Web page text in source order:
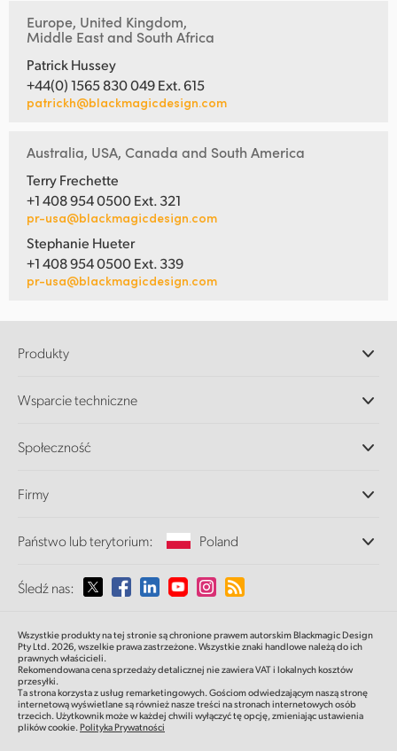
Europe, United Kingdom,
Middle East and South Africa
Patrick Hussey
+44(0) 1565 830 049 Ext. 615
patrickh@blackmagicdesign.com
Australia, USA, Canada and South America
Terry Frechette
+1 408 954 0500 Ext. 321
pr-usa@blackmagicdesign.com
Stephanie Hueter
+1 408 954 0500 Ext. 339
pr-usa@blackmagicdesign.com
Produkty
DaVinci Resolve i oprogramowanie Fusion
Ultimatte
Przechwytywanie i odtwarzanie
Konwersja standardów
Monitorowanie
Pamięć sieciowa
Routing i dystrybucja
Transmisja i kodowanie
Wsparcie techniczne
Centrum wsparcia technicznego
Społeczność
Firmy
O nas
Multimedia
Państwo lub terytorium: Poland
Proszę wybrać państwo lub terytorium
Australia
Austria
Śledź nas:
Wszystkie produkty na tej stronie są chronione prawem autorskim Blackmagic Design
Pty Ltd. 2026,wszelkie prawa zastrzeżone.Wszystkie znaki handlowe należą do ich
prawnych właścicieli.
Rekomendowana cena sprzedaży detalicznej nie zawiera VAT i lokalnych kosztów
przesyłki.
Ta strona korzysta z usług remarketingowych. Gościom odwiedzającym naszą stronę
internetową wyświetlane są również nasze treści na stronach internetowych osób
trzecich. Użytkownik może w każdej chwili wyłączyć tę opcję, zmieniając ustawienia
plików cookie.Polityka Prywatności